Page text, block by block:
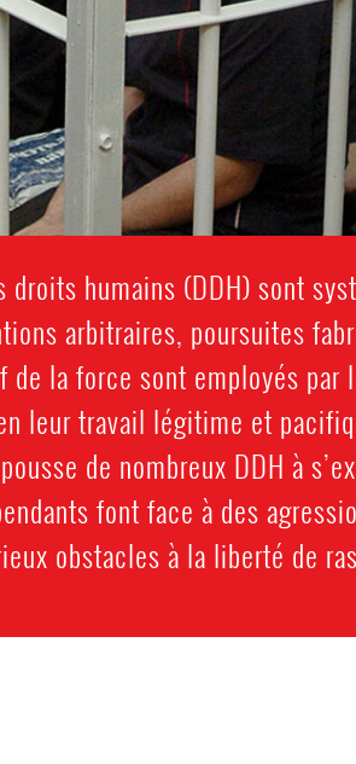
droits humains (DDH) sont
arbitraires, poursuites
la force sont employés par
leur travail légitime et
de nombreux DDH à
font face à des
obstacles à la liberté de